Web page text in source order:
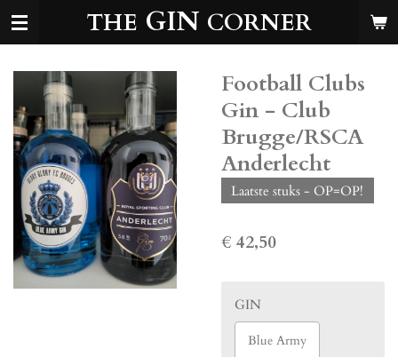
Ga
de
hoofdinhoud
THE GIN CORNER
Football Clubs
Gin - Club
Brugge/RSCA
Anderlecht
Laatste stuks - OP=OP!
€ 42,50
GIN
Blue Army